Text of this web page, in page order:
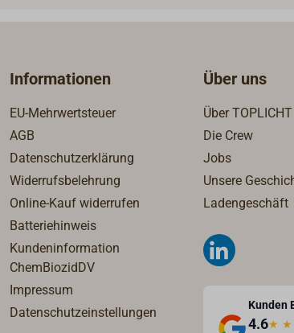
poliert oder verchromt)
separat bestellt werden.
Informationen
EU-Mehrwertsteuer
AGB
Datenschutzerklärung
Widerrufsbelehrung
Online-Kauf widerrufen
Batteriehinweis
Kundeninformation
ChemBiozidDV
Impressum
Datenschutzeinstellungen
Über uns
Über TOPLICHT
Die Crew
Jobs
Unsere
Ladengeschäft
Kunden
4.6★ ★